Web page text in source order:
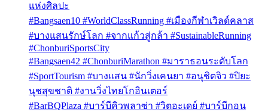
แห่งศิลปะ
#Bangsaen10 #WorldClassRunning #เมืองกีฬาเวิลด์คลาส
#บางแสนรักษ์โลก #จากแก้วสู่กล้า #SustainableRunning
#ChonburiSportsCity
#Bangsaen42 #ChonburiMarathon #มาราธอนระดับโลก
#SportTourism #บางแสน #นักวิ่งเคนยา #อนุชิตจิว #ปิยะ
นุชสุขชาติ #งานวิ่งไทยโกอินเตอร์
#BarBQPlaza #บาร์บีคิวพลาซ่า #วิตอะเดย์ #บาร์บีกอน